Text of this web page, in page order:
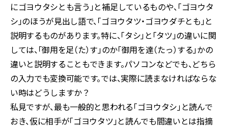
にゴヨウタシとも言う」と補足しているものや、「ゴヨウタ
シ」のほうが見出し語で、「ゴヨウタツ・ゴヨウダチとも」と
説明するものがあります。特に、「タシ」と「タツ」の違いに関
しては、「御用を足（た）す」のか「御用を達（たっ）する」かの
違いと説明することもできます。パソコンなどでも、どちら
の入力でも変換可能です。では、実際に読まなければならな
い時はどうしますか？
私見ですが、最も一般的と思われる「ゴヨウタシ」と読んで
おき、仮に相手が「ゴヨウタツ」と読んでも間違いとは指摘